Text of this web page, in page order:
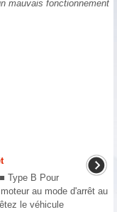
mauvais fonctionnement
Type B Pour
au mode d'arrêt au
le véhicule